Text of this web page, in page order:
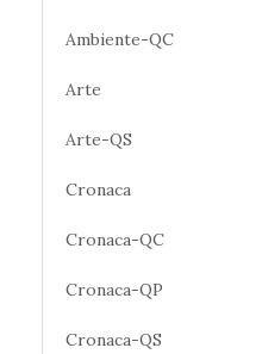
Ambiente-QC
Arte
Arte-QS
Cronaca
Cronaca-QC
Cronaca-QP
Cronaca-QS